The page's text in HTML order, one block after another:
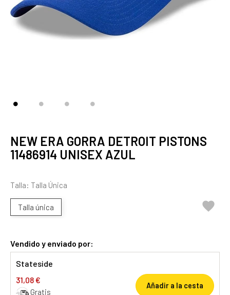
NEW ERA GORRA DETROIT PISTONS
11486914 UNISEX AZUL
Talla: Talla Única
Talla única 
Vendido y enviado por:
Stateside
31,08 €
Gratis
Añadir a la cesta